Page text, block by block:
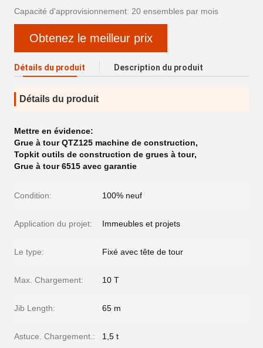
Capacité d'approvisionnement: 20 ensembles par mois
Obtenez le meilleur prix
Détails du produit Description du produit
Détails du produit
Mettre en évidence:
Grue à tour QTZ125 machine de construction,
Topkit outils de construction de grues à tour,
Grue à tour 6515 avec garantie
Condition: 100% neuf
Application du projet: Immeubles et projets
Le type: Fixé avec tête de tour
Max. Chargement: 10 T
Jib Length: 65 m
Astuce. Chargement.: 1,5 t